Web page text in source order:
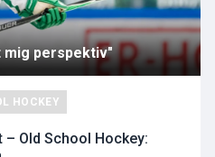
mig perspektiv"
HOCKEY
– Old School Hockey: